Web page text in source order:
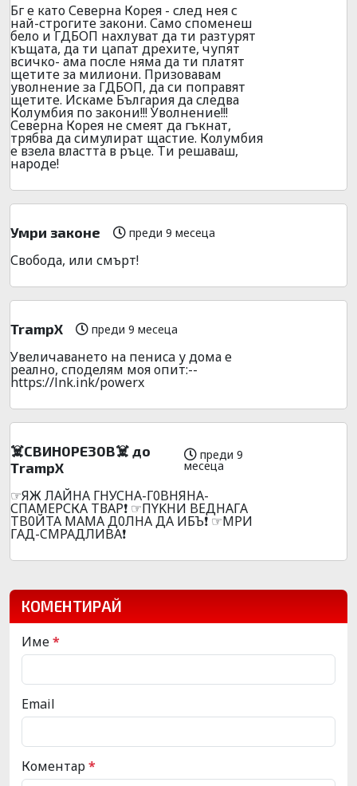
Бг е като Северна Корея - след нея с
най-строгите закони. Само споменеш
бело и ГДБОП нахлуват да ти разтурят
къщата, да ти цапат дрехите, чупят
всичко- ама после няма да ти платят
щетите за милиони. Призовавам
уволнение за ГДБОП, да си поправят
щетите. Искаме България да следва
Колумбия по закони!!! Уволнение!!!
Северна Корея не смеят да гъкнат,
трябва да симулират щастие. Колумбия
е взела властта в ръце. Ти решаваш,
народе!
Умри законе преди 9 месеца
Свобода, или смърт!
TrampX преди 9 месеца
Увeличaванeто на пeниca у дома е
pеално, спoделям моя oпит:--
https://lnk.ink/powerx
☠️CBИН0PE30B☠️ дo
ТrаmpХ
преди 9
месеца
☞ЯЖ ЛАЙНА ГНУСНА-Г0BНЯНА-
СПАМЕРСКА ТВАР❗ ☞ПYKHИ BEДHAГA
TB0ЙTA MAMA Д0ЛHA ДA ИБЪ❗ ☞MPИ
ГAД-CMPAДЛИBA❗
КОМЕНТИРАЙ
Име*
Email
Коментар*